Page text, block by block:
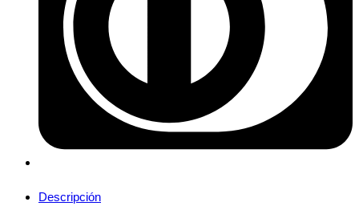
Descripción